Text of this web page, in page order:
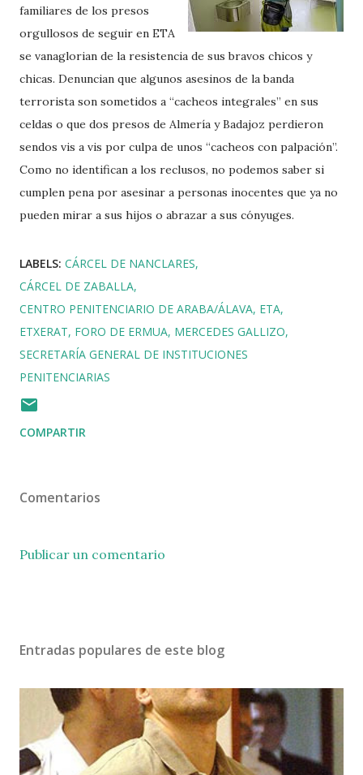
familiares de los presos
orgullosos de seguir en ETA
se vanaglorian de la resistencia de sus bravos chicos y
chicas. Denuncian que algunos asesinos de la banda
terrorista son sometidos a “cacheos integrales” en sus
celdas o que dos presos de Almería y Badajoz perdieron
sendos vis a vis por culpa de unos “cacheos con palpación”.
Como no identifican a los reclusos, no podemos saber si
cumplen pena por asesinar a personas inocentes que ya no
pueden mirar a sus hijos o abrazar a sus cónyuges.
LABELS: CÁRCEL DE NANCLARES
CÁRCEL DE ZABALLA
CENTRO PENITENCIARIO DE ARABA/ÁLAVA ETA
ETXERAT FORO DE ERMUA MERCEDES GALLIZO
SECRETARÍA GENERAL DE INSTITUCIONES
PENITENCIARIAS
COMPARTIR
Comentarios
Publicar un comentario
Entradas populares de este blog